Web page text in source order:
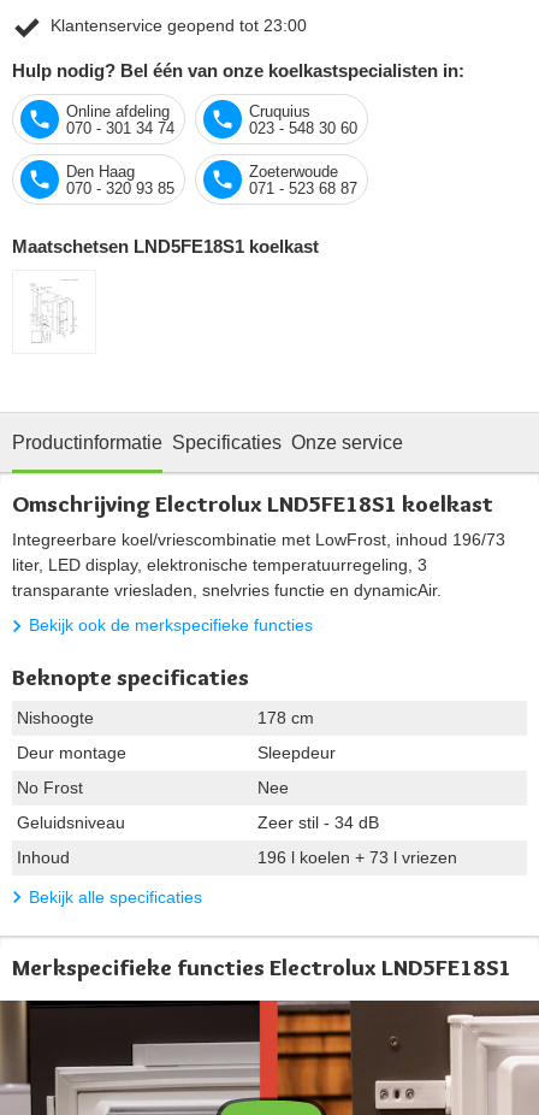
Klantenservice geopend tot 23:00
Hulp nodig? Bel één van onze koelkastspecialisten in:
Online afdeling
070 - 301 34 74
Cruquius
023 - 548 30 60
Den Haag
070 - 320 93 85
Zoeterwoude
071 - 523 68 87
Maatschetsen LND5FE18S1 koelkast
Productinformatie Specificaties Onze service
Omschrijving Electrolux LND5FE18S1 koelkast
Integreerbare koel/vriescombinatie met LowFrost, inhoud 196/73
liter, LED display, elektronische temperatuurregeling, 3
transparante vriesladen, snelvries functie en dynamicAir.
Bekijk ook de merkspecifieke functies
Beknopte specificaties
Nishoogte
178 cm
Deur montage
Sleepdeur
No Frost
Nee
Geluidsniveau
Zeer stil - 34 dB
Inhoud
196 l koelen + 73 l vriezen
Bekijk alle specificaties
Merkspecifieke functies Electrolux LND5FE18S1